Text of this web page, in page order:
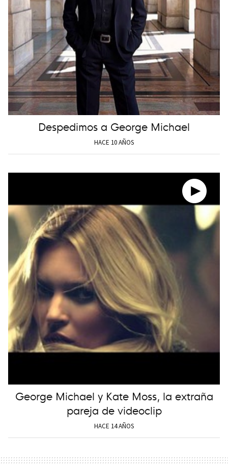
Despedimos a George Michael
HACE 10 AÑOS
George Michael y Kate Moss, la extraña
pareja de videoclip
HACE 14 AÑOS